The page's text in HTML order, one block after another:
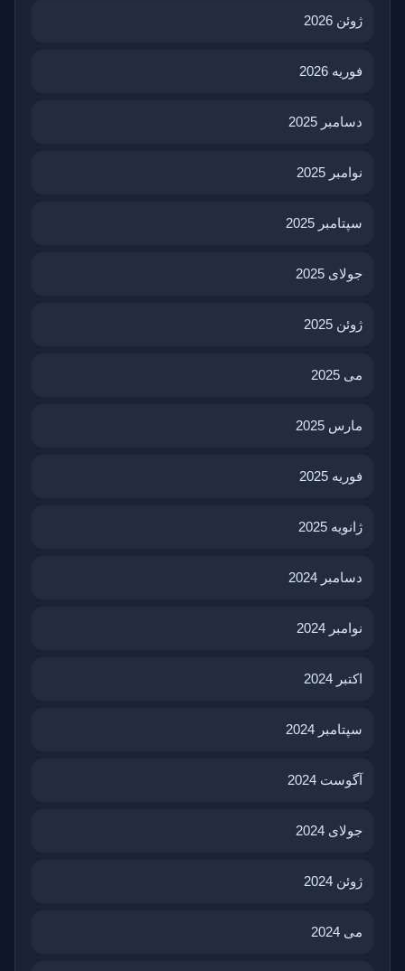
ژوئن 2026
فوریه 2026
دسامبر 2025
نوامبر 2025
سپتامبر 2025
جولای 2025
ژوئن 2025
می 2025
مارس 2025
فوریه 2025
ژانویه 2025
دسامبر 2024
نوامبر 2024
اکتبر 2024
سپتامبر 2024
آگوست 2024
جولای 2024
ژوئن 2024
می 2024